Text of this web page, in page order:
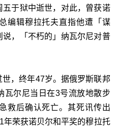
于狱中逝世，对此，曾获诺
编辑穆拉托夫直指他遭「谋
，「不朽的」纳瓦尔尼对普
，终年47岁。据俄罗斯联邦
瓦尔尼当日在3号流放地散步
救后确认死亡。其死讯传出
年荣获诺贝尔和平奖的穆拉托